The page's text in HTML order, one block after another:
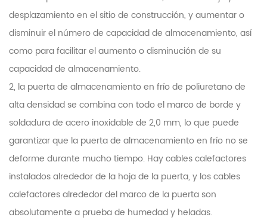
desplazamiento en el sitio de construcción, y aumentar o
disminuir el número de capacidad de almacenamiento, así
como para facilitar el aumento o disminución de su
capacidad de almacenamiento.
2, la puerta de almacenamiento en frío de poliuretano de
alta densidad se combina con todo el marco de borde y
soldadura de acero inoxidable de 2,0 mm, lo que puede
garantizar que la puerta de almacenamiento en frío no se
deforme durante mucho tiempo. Hay cables calefactores
instalados alrededor de la hoja de la puerta, y los cables
calefactores alrededor del marco de la puerta son
absolutamente a prueba de humedad y heladas.